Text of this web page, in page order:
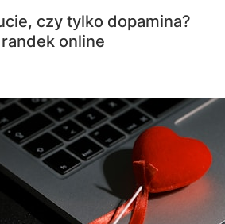
czy tylko dopamina?
online